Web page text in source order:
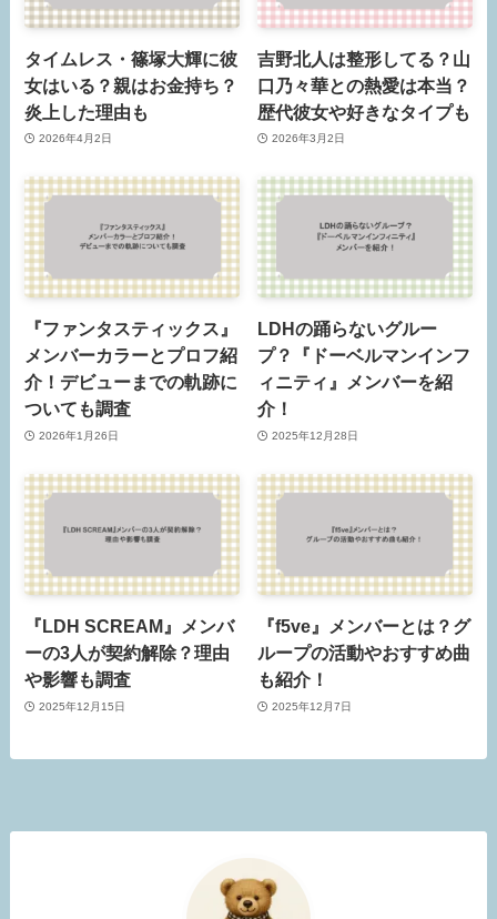
タイムレス・篠塚大輝に彼
女はいる？親はお金持ち？
炎上した理由も
2026年4月2日
吉野北人は整形してる？山
口乃々華との熱愛は本当？
歴代彼女や好きなタイプも
2026年3月2日
『ファンタスティックス』
メンバーカラーとプロフ紹
介！デビューまでの軌跡に
ついても調査
2026年1月26日
LDHの踊らないグルー
プ？『ドーベルマンインフ
ィニティ』メンバーを紹
介！
2025年12月28日
『LDH SCREAM』メンバ
ーの3人が契約解除？理由
や影響も調査
2025年12月15日
『f5ve』メンバーとは？グ
ループの活動やおすすめ曲
も紹介！
2025年12月7日